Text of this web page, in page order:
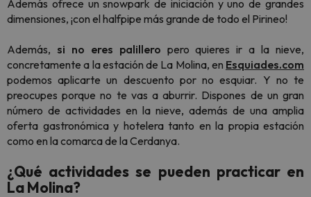
Además ofrece un snowpark de iniciación y uno de grandes
dimensiones, ¡con el halfpipe más grande de todo el Pirineo!
Además, si no eres palillero pero quieres ir a la nieve,
concretamente a la estación de La Molina, en Esquiades.com
podemos aplicarte un descuento por no esquiar. Y no te
preocupes porque no te vas a aburrir. Dispones de un gran
número de actividades en la nieve, además de una amplia
oferta gastronómica y hotelera tanto en la propia estación
como en la comarca de la Cerdanya.
¿Qué actividades se pueden practicar en
La Molina?